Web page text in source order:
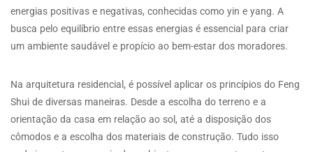
energias positivas e negativas, conhecidas como yin e yang. A
busca pelo equilíbrio entre essas energias é essencial para criar
um ambiente saudável e propício ao bem-estar dos moradores.
Na arquitetura residencial, é possível aplicar os princípios do Feng
Shui de diversas maneiras. Desde a escolha do terreno e a
orientação da casa em relação ao sol, até a disposição dos
cômodos e a escolha dos materiais de construção. Tudo isso